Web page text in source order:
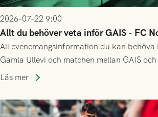
2026-07-22 9:00
Allt du behöver veta inför GAIS - FC
All evenemangsinformation du kan
Gamla Ullevi och matchen mellan GAIS
kvalet till Conference League! Avspark kl
Läs mer